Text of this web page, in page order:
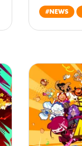
#NEWS